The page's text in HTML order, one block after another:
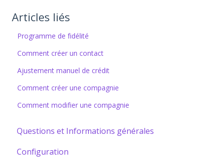
Articles liés
Programme de fidélité
Comment créer un contact
Ajustement manuel de crédit
Comment créer une compagnie
Comment modifier une compagnie
Questions et Informations générales
Configuration